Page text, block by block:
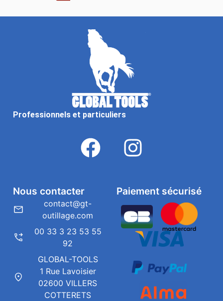
Professionnels et particuliers
Paiement sécurisé
Nous contacter
contact@gt-
outillage.com
00 33 3 23 53 55
92
GLOBAL-TOOLS
1 Rue Lavoisier
02600 VILLERS
COTTERETS